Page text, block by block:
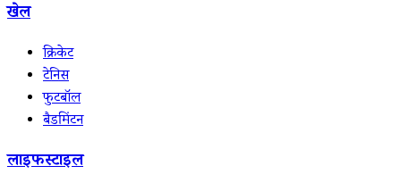
खेल
क्रिकेट
टेनिस
फुटबॉल
बैडमिंटन
लाइफस्टाइल